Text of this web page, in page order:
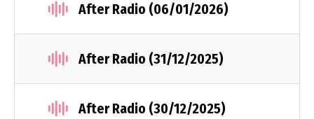
After Radio (06/01/2026)
After Radio (31/12/2025)
After Radio (30/12/2025)